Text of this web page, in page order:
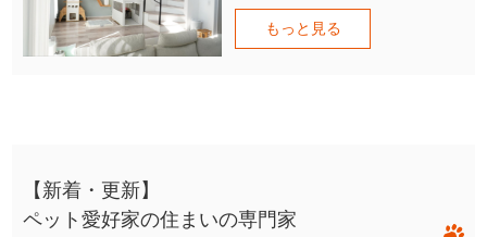
もっと見る
【新着・更新】
ペット愛好家の住まいの専門家